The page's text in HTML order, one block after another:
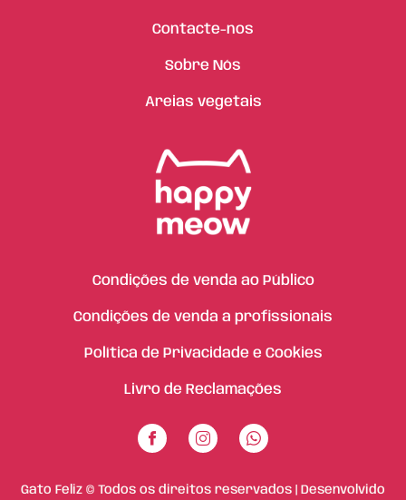
Contacte-nos
Sobre Nós
Areias vegetais
Condições de venda ao Público
Condições de venda a profissionais
Política de Privacidade e Cookies
Livro de Reclamações
Gato Feliz © Todos os direitos reservados | Desenvolvido